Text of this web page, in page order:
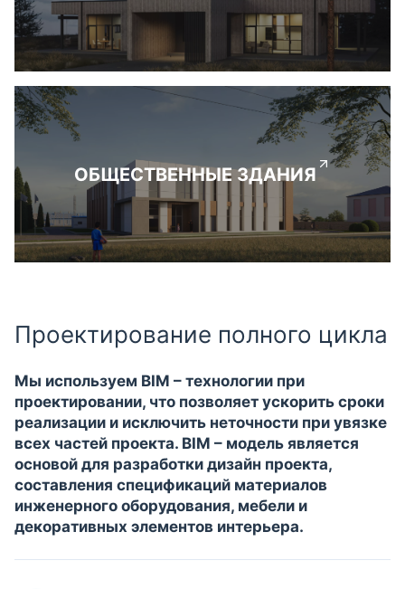
ОБЩЕСТВЕННЫЕ ЗДАНИЯ
Проектирование полного цикла
Мы используем BIM – технологии при
проектировании, что позволяет ускорить сроки
реализации и исключить неточности при увязке
всех частей проекта. BIM – модель является
основой для разработки дизайн проекта,
составления спецификаций материалов
инженерного оборудования, мебели и
декоративных элементов интерьера.